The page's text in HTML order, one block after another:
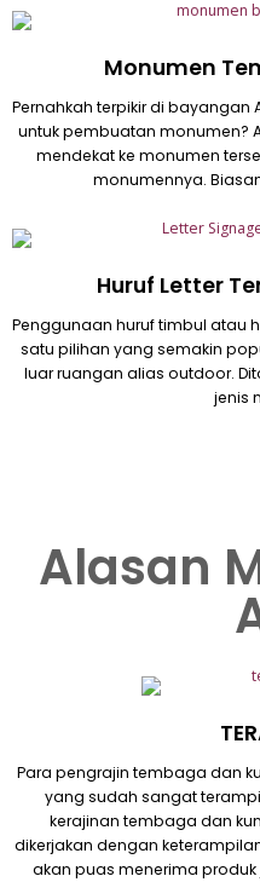
Monumen
Pernahkah terpikir di
untuk pembuatan monumen?
mendekat ke monumen
monumennya.
Huruf Letter
Penggunaan huruf timbul atau
satu pilihan yang semakin
luar ruangan alias outdoor.
jenis
Alasan
Para pengrajin tembaga dan
yang sudah sangat
kerajinan tembaga dan
dikerjakan dengan
akan puas menerima